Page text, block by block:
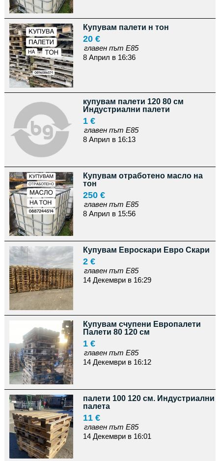
Купувам палети н тон
20 €
главен път Е85
8 Април в 16:36
купувам палети 120 80 см
Индустриални палети
1 €
главен път Е85
8 Април в 16:13
Купувам отработено масло на
тон
250 €
главен път Е85
8 Април в 15:56
Купувам Евроскари Евро Скари
2 €
главен път Е85
14 Декември в 16:29
Купувам счупени Европалети
Палети 80 120 см
1 €
главен път Е85
14 Декември в 16:12
палети 100 120 см. Индустриални
палета
11 €
главен път Е85
14 Декември в 16:01